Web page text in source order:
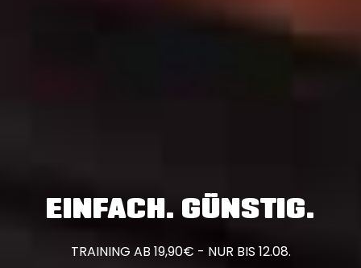
EINFACH. GÜNSTIG.
TRAINING AB 19,90€ - NUR BIS 12.08.